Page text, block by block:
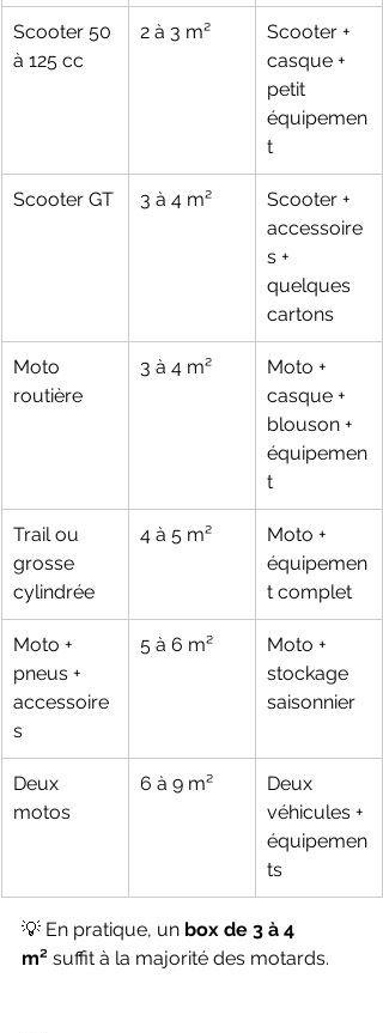
Scooter 50
à 125 cc
2 à 3 m²
Scooter +
casque +
petit
équipemen
t
Scooter GT 3 à 4 m²
Scooter +
accessoire
s +
quelques
cartons
Moto
routière
3 à 4 m²
Moto +
casque +
blouson +
équipemen
t
Trail ou
grosse
cylindrée
4 à 5 m²
Moto +
équipemen
t complet
Moto +
pneus +
accessoire
s
5 à 6 m²
Moto +
stockage
saisonnier
Deux
motos
6 à 9 m²
Deux
véhicules +
équipemen
ts
💡 En pratique, un box de 3 à 4
m² suffit à la majorité des motards.